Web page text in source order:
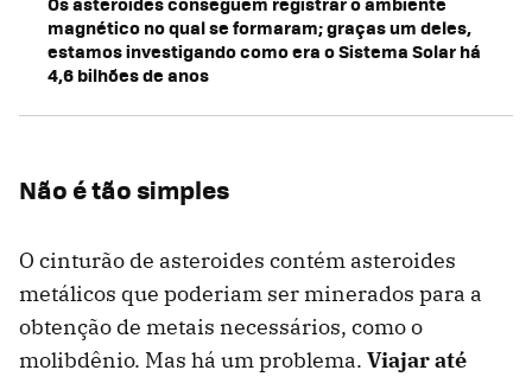
magnético no qual se formaram; graças um deles,
estamos investigando como era o Sistema Solar há
4,6 bilhões de anos
Não é tão simples
O cinturão de asteroides contém asteroides
metálicos que poderiam ser minerados para a
obtenção de metais necessários, como o
molibdênio. Mas há um problema. Viajar até